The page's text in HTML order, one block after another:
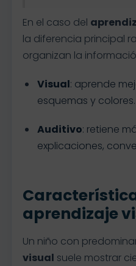
En el caso del
la diferencia principal
organizan la
Visual: aprende
esquemas y colores.
Auditivo: retiene
explicaciones,
aprendizaje
Un niño con
visual suele mostrar